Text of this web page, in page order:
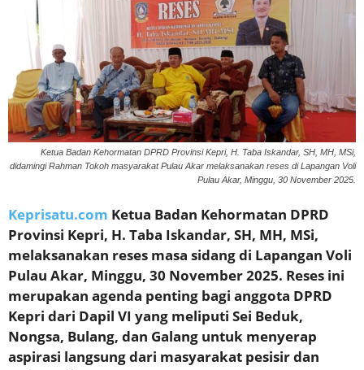
Ketua Badan Kehormatan DPRD Provinsi Kepri, H. Taba Iskandar, SH, MH, MSi,
didamingi Rahman Tokoh masyarakat Pulau Akar melaksanakan reses di Lapangan Voli
Pulau Akar, Minggu, 30 November 2025.
Keprisatu.com Ketua Badan Kehormatan DPRD
Provinsi Kepri, H. Taba Iskandar, SH, MH, MSi,
melaksanakan reses masa sidang di Lapangan Voli
Pulau Akar, Minggu, 30 November 2025. Reses ini
merupakan agenda penting bagi anggota DPRD
Kepri dari Dapil VI yang meliputi Sei Beduk,
Nongsa, Bulang, dan Galang untuk menyerap
aspirasi langsung dari masyarakat pesisir dan